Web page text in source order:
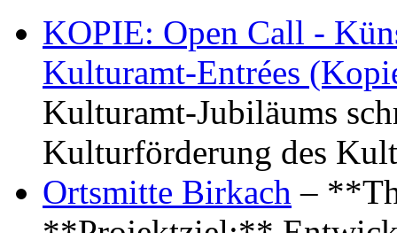
KOPIE: Open Call -
Kulturamt-Entrées
Kulturamt-Jubiläums
Kulturförderung des
Ortsmitte Birkach –